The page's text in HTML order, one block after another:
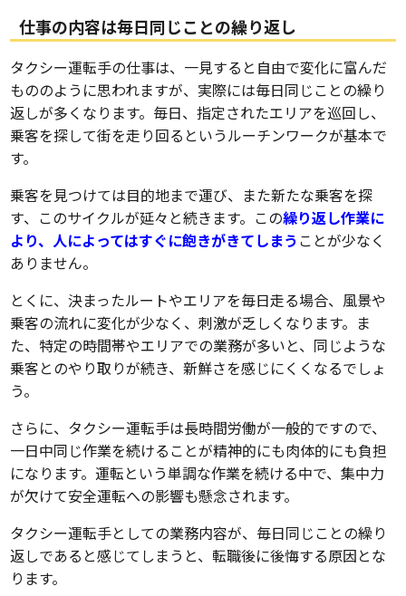
仕事の内容は毎日同じことの繰り返し
タクシー運転手の仕事は、一見すると自由で変化に富んだ
もののように思われますが、実際には毎日同じことの繰り
返しが多くなります。毎日、指定されたエリアを巡回し、
乗客を探して街を走り回るというルーチンワークが基本で
す。
乗客を見つけては目的地まで運び、また新たな乗客を探
す、このサイクルが延々と続きます。この繰り返し作業に
より、人によってはすぐに飽きがきてしまう ことが少なく
ありません。
とくに、決まったルートやエリアを毎日走る場合、風景や
乗客の流れに変化が少なく、刺激が乏しくなります。ま
た、特定の時間帯やエリアでの業務が多いと、同じような
乗客とのやり取りが続き、新鮮さを感じにくくなるでしょ
う。
さらに、タクシー運転手は長時間労働が一般的ですので、
一日中同じ作業を続けることが精神的にも肉体的にも負担
になります。運転という単調な作業を続ける中で、集中力
が欠けて安全運転への影響も懸念されます。
タクシー運転手としての業務内容が、毎日同じことの繰り
返しであると感じてしまうと、転職後に後悔する原因とな
ります。